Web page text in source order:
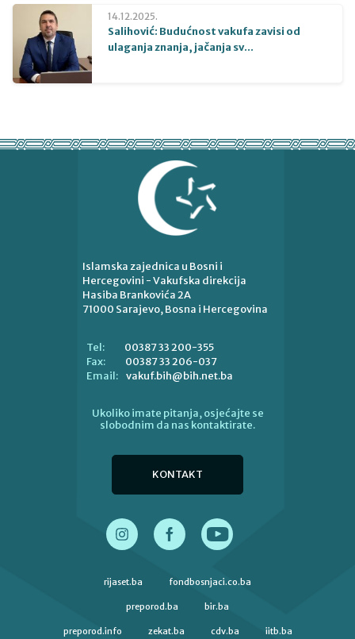
14.12.2025.
Salihović: Budućnost vakufa zavisi od
ulaganja znanja, jačanja sv...
Islamska zajednica u Bosni i
Hercegovini - Vakufska direkcija
Hasiba Brankovića 2A
71000 Sarajevo, Bosna i Hercegovina
Tel:
00387 33 200-355
Fax:
00387 33 206-037
Email: vakuf.bih@bih.net.ba
Ukoliko imate pitanja, osjećajte se
slobodnim da nas kontaktirate.
KONTAKT
rijaset.ba fondbosnjaci.co.ba
preporod.ba bir.ba
preporod.info zekat.ba cdv.ba iitb.ba